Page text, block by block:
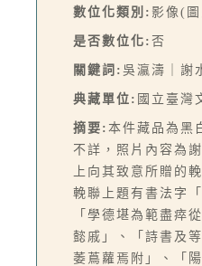
數位化類別: 影像(
是否數位化: 否
關鍵詞: 吳瀛濤｜謝
典藏單位: 國立臺灣
摘要: 本件藏品為黑
不詳，照片內容為
上向其致意所贈的
輓聯上題有書法字
「學德堪為範盡瘁
懿戚」、「詩書及
萎蔦蘿焉附」、「